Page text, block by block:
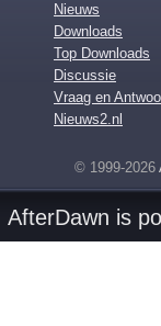
Nieuws
Downloads
Top Downloads
Discussie
Vraag en
Nieuws2.nl
© 1999-2026
AfterDawn is